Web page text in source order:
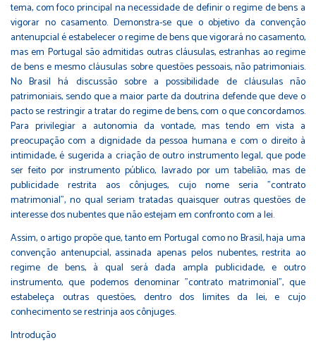
tema, com foco principal na necessidade de definir o regime de bens a
vigorar no casamento. Demonstra-se que o objetivo da convenção
antenupcial é estabelecer o regime de bens que vigorará no casamento,
mas em Portugal são admitidas outras cláusulas, estranhas ao regime
de bens e mesmo cláusulas sobre questões pessoais, não patrimoniais.
No Brasil há discussão sobre a possibilidade de cláusulas não
patrimoniais, sendo que a maior parte da doutrina defende que deve o
pacto se restringir a tratar do regime de bens, com o que concordamos.
Para privilegiar a autonomia da vontade, mas tendo em vista a
preocupação com a dignidade da pessoa humana e com o direito à
intimidade, é sugerida a criação de outro instrumento legal, que pode
ser feito por instrumento público, lavrado por um tabelião, mas de
publicidade restrita aos cônjuges, cujo nome seria "contrato
matrimonial", no qual seriam tratadas quaisquer outras questões de
interesse dos nubentes que não estejam em confronto com a lei.
Assim, o artigo propõe que, tanto em Portugal como no Brasil, haja uma
convenção antenupcial, assinada apenas pelos nubentes, restrita ao
regime de bens, à qual será dada ampla publicidade, e outro
instrumento, que podemos denominar "contrato matrimonial", que
estabeleça outras questões, dentro dos limites da lei, e cujo
conhecimento se restrinja aos cônjuges.
Introdução